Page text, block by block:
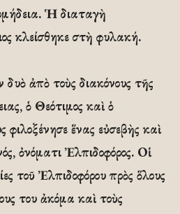
Ἡ διαταγὴ
κλείσθηκε στὴ φυλακή.
ἀπὸ τοὺς διακόνους τῆς
ὁ Θεότιμος καὶ ὁ
φιλοξένησε ἕνας εὐσεβὴς καὶ
ὀνόματι Ἐλπιδοφόρος. Οἱ
τοῦ Ἐλπιδοφόρου πρὸς ὅλους
του ἀκόμα καὶ τοὺς